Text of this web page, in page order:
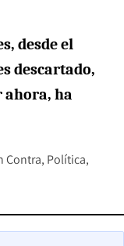
desde el
descartado,
ahora, ha
Contra Política